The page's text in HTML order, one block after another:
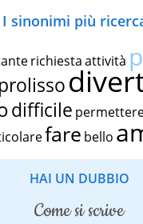
I sinonimi più
richiestaattività
prolisso
difficile
fare bello
HAI UN DUBBIO
come si scrive